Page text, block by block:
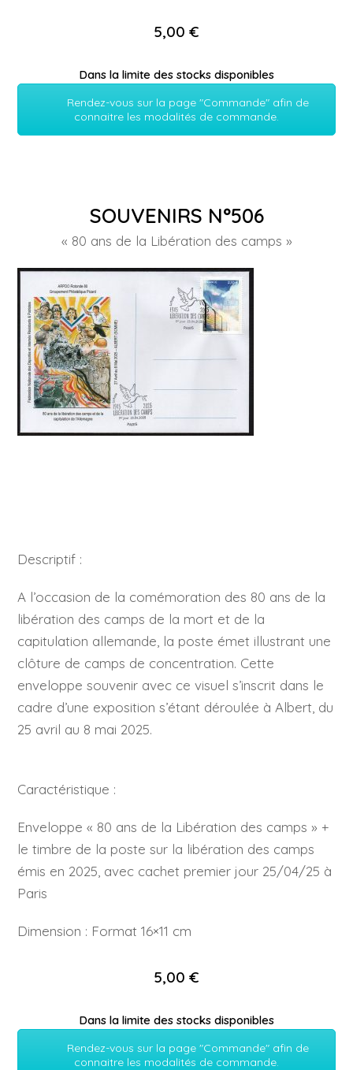
5,00 €
Dans la limite des stocks disponibles
Rendez-vous sur la page "Commande" afin de
connaitre les modalités de commande.
SOUVENIRS N°506
« 80 ans de la Libération des camps »
Descriptif :
A l’occasion de la comémoration des 80 ans de la
libération des camps de la mort et de la
capitulation allemande, la poste émet illustrant une
clôture de camps de concentration. Cette
enveloppe souvenir avec ce visuel s’inscrit dans le
cadre d’une exposition s’étant déroulée à Albert, du
25 avril au 8 mai 2025.
Caractéristique :
Enveloppe « 80 ans de la Libération des camps » +
le timbre de la poste sur la libération des camps
émis en 2025, avec cachet premier jour 25/04/25 à
Paris
Dimension : Format 16×11 cm
5,00 €
Dans la limite des stocks disponibles
Rendez-vous sur la page "Commande" afin de
connaitre les modalités de commande.